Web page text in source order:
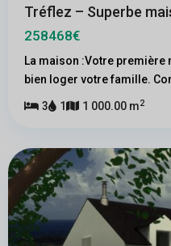
Tréflez – Superbe
258468€
La maison :Votre première
bien loger votre famille.
3 1 1 000.00 m2